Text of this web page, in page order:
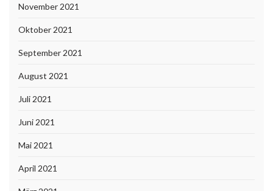
November 2021
Oktober 2021
September 2021
August 2021
Juli 2021
Juni 2021
Mai 2021
April 2021